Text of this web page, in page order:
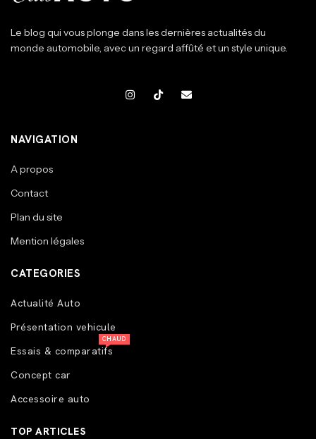
Le blog qui vous plonge dans les dernières actualités du
monde automobile, avec un regard affûté et un style unique.
NAVIGATION
A propos
Contact
Plan du site
Mention légales
CATEGORIES
Actualité Auto
Présentation vehicule
Essais & comparatifs
CHAUD
Concept car
Accessoire auto
TOP ARTICLES